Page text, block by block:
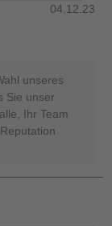
04.12.23
unseres
Sie unser
Ihr Team